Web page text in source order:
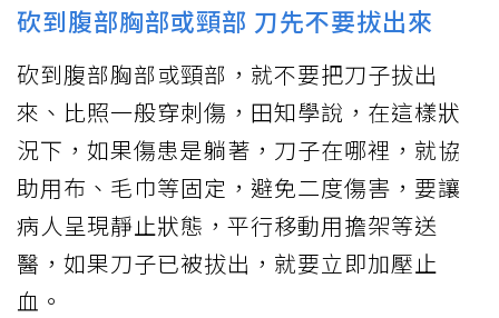
砍到腹部胸部或頸部 刀先不要拔出來
砍到腹部胸部或頸部，就不要把刀子拔出
來、比照一般穿刺傷，田知學說，在這樣狀
況下，如果傷患是躺著，刀子在哪裡，就協
助用布、毛巾等固定，避免二度傷害，要讓
病人呈現靜止狀態，平行移動用擔架等送
醫，如果刀子已被拔出，就要立即加壓止
血。